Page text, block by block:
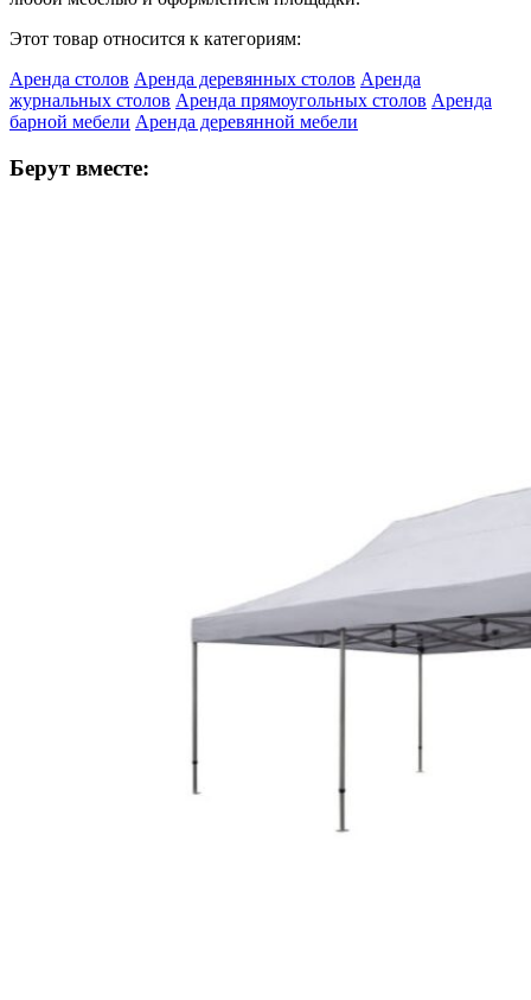
Этот товар относится к категориям:
Аренда столов Аренда деревянных столов Аренда
журнальных столов Аренда прямоугольных столов Аренда
барной мебели Аренда деревянной мебели
Берут вместе: